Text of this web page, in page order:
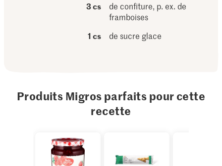
3 cs
de confiture, p. ex. de
framboises
1 cs
de sucre glace
Produits Migros parfaits pour cette
recette